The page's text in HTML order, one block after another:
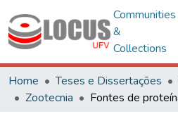
Communities
&
Collections
Home Teses e Dissertações
Zootecnia